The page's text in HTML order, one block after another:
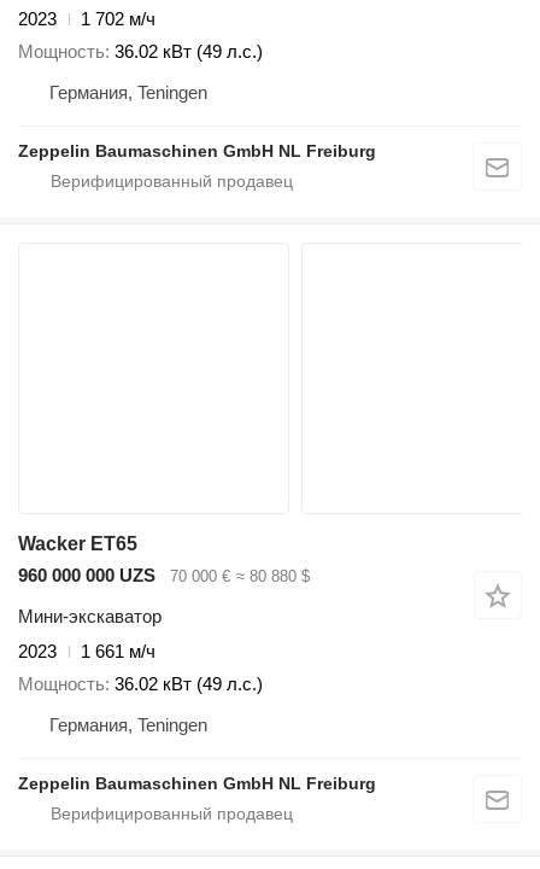
2023
1 702 м/ч
Мощность 36.02 кВт (49 л.с.)
Германия, Teningen
Zeppelin Baumaschinen GmbH NL Freiburg
Wacker ET65
960 000 000 UZS
70 000 € ≈ 80 880 $
Мини-экскаватор
2023
1 661 м/ч
Мощность 36.02 кВт (49 л.с.)
Германия, Teningen
Zeppelin Baumaschinen GmbH NL Freiburg